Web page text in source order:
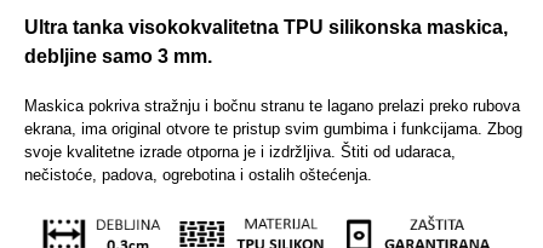
Ultra tanka visokokvalitetna TPU silikonska maskica,
debljine samo 3 mm.
Maskica pokriva stražnju i bočnu stranu te lagano prelazi preko rubova
ekrana, ima original otvore te pristup svim gumbima i funkcijama. Zbog
svoje kvalitetne izrade otporna je i izdržljiva. Štiti od udaraca,
nečistoće, padova, ogrebotina i ostalih oštećenja.
Sleng Feel Good
Univerzalne futrole i
maskice
Preklopne maskice